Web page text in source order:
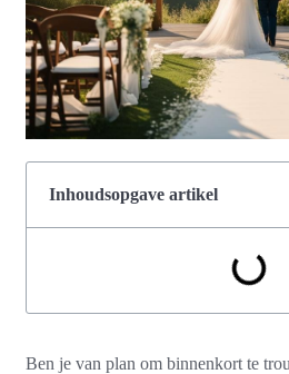
Inhoudsopgave artikel
Ben je van plan om binnenkort te